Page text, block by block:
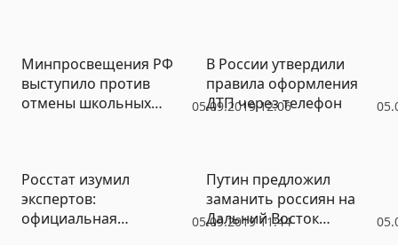
05.09.2019 12:06
Минпросвещения РФ
выступило против
отмены школьных
В России утвердили
правила оформления
ДТП через телефон
05.09.2019 11:44
Росстат изумил
экспертов:
официальная
Путин предложил
заманить россиян на
Дальний Восток